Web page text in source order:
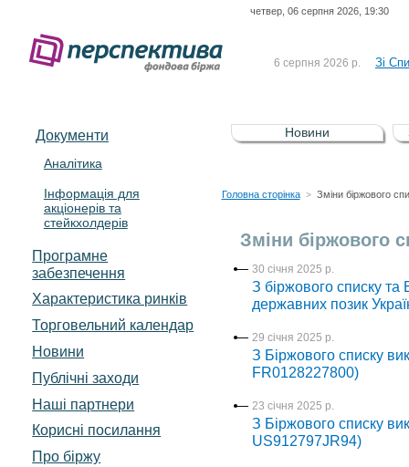
четвер, 06 серпня 2026, 19:30
6 серпня 2026 р. Зі
5 серпня 2026 р.
Зі
UA4000232607)
4 серпня 2026 р.
До
Документи
Аналітика
Інформація для
акціонерів та
стейкхолдерів
Програмне
забезпечення
Характеристика pинків
Торговельний календар
Новини
Публічні заходи
Наші партнери
Корисні посилання
Про біржу
Новини
Головна сторінка > Зміни біржового
Зміни біржового
30 січня 2025 р.
З біржового списку та
державних позик
29 січня 2025 р.
З Біржового списку
FR0128227800)
23 січня 2025 р.
З Біржового списку
US912797JR94)